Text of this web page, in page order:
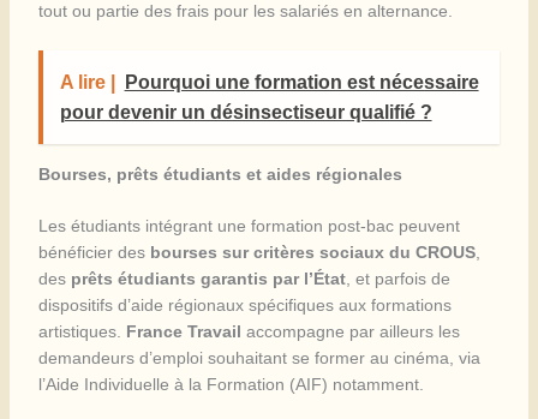
tout ou partie des frais pour les salariés en alternance.
A lire |
Pourquoi une formation est nécessaire
pour devenir un désinsectiseur qualifié ?
Bourses, prêts étudiants et aides régionales
Les étudiants intégrant une formation post-bac peuvent
bénéficier des bourses sur critères sociaux du CROUS,
des prêts étudiants garantis par l’État, et parfois de
dispositifs d’aide régionaux spécifiques aux formations
artistiques. France Travail accompagne par ailleurs les
demandeurs d’emploi souhaitant se former au cinéma, via
l’Aide Individuelle à la Formation (AIF) notamment.